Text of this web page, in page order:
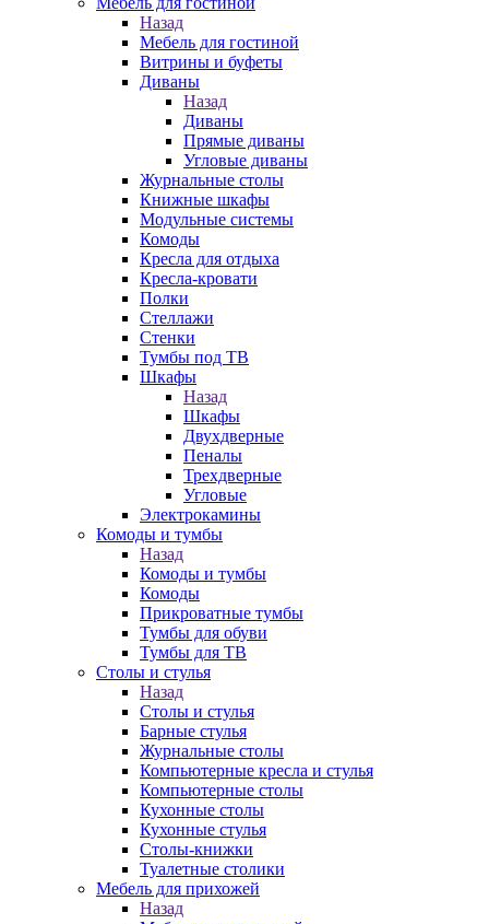
Назад
Мебель для гостиной
Витрины и буфеты
Диваны
Назад
Диваны
Прямые диваны
Угловые диваны
Журнальные столы
Книжные шкафы
Модульные системы
Комоды
Кресла для отдыха
Кресла-кровати
Полки
Стеллажи
Стенки
Тумбы под ТВ
Шкафы
Назад
Шкафы
Двухдверные
Пеналы
Трехдверные
Угловые
Электрокамины
Комоды и тумбы
Назад
Комоды и тумбы
Комоды
Прикроватные тумбы
Тумбы для обуви
Тумбы для ТВ
Столы и стулья
Назад
Столы и стулья
Барные стулья
Журнальные столы
Компьютерные кресла и стулья
Компьютерные столы
Кухонные столы
Кухонные стулья
Столы-книжки
Туалетные столики
Мебель для прихожей
Назад